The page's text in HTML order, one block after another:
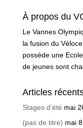
À propos du
Le Vannes
la fusion du
possède une
de jeunes sont
Articles
Stages d’été mai
(pas de titre) mai